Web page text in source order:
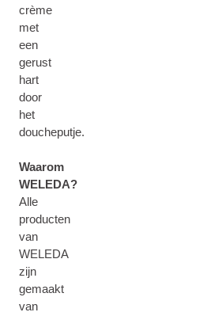
crème
met
een
gerust
hart
door
het
doucheputje.
Waarom
WELEDA?
Alle
producten
van
WELEDA
zijn
gemaakt
van